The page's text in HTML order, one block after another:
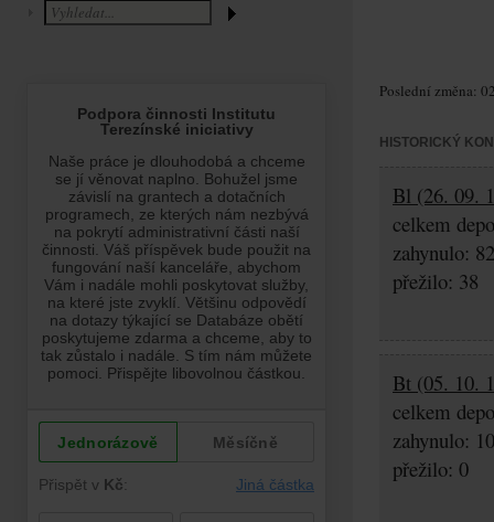
Poslední změna:
HISTORICKÝ
Bl (26. 09.
celkem
zahynulo:
přežilo: 38
Bt (05. 10.
celkem
zahynulo:
přežilo: 0